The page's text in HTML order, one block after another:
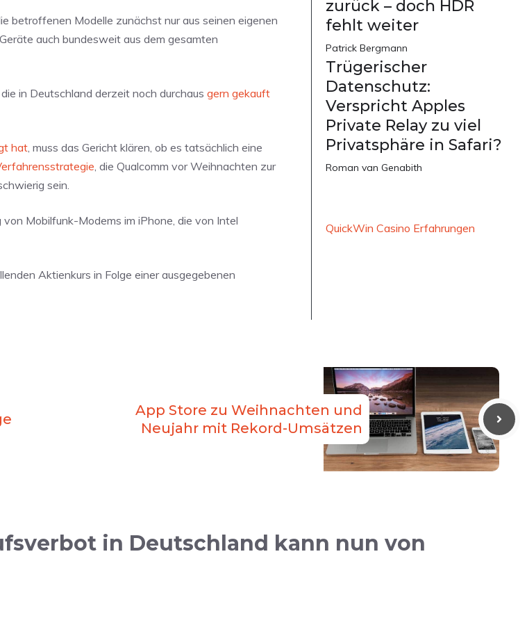
betroffenen Modelle zunächst nur aus seinen eigenen
auch bundesweit aus dem gesamten
in Deutschland derzeit noch durchaus gern gekauft
hat, muss das Gericht klären, ob es tatsächlich eine
, die Qualcomm vor Weihnachten zur
sein.
Mobilfunk-Modems im iPhone, die von Intel
Aktienkurs in Folge einer ausgegebenen
zurück – doch HDR
fehlt weiter
Patrick Bergmann
Trügerischer
Datenschutz:
Verspricht Apples
Private Relay zu viel
Privatsphäre in Safari?
Roman van Genabith
QuickWin Casino Erfahrungen
App Store zu Weihnachten und
Neujahr mit Rekord-Umsätzen
in Deutschland kann nun von